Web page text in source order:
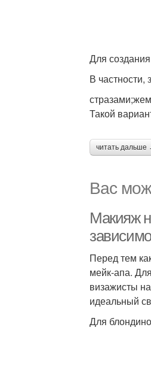
Для
В
Такой
читать дальше
Вас
Макияж
Перед тем
мейк-апа.
визажисты
идеальный
Для